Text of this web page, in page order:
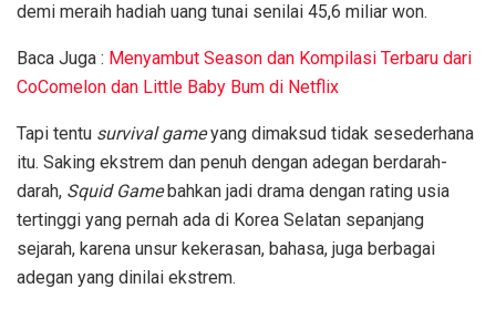
demi meraih hadiah uang tunai senilai 45,6 miliar won.
Baca Juga : Menyambut Season dan Kompilasi Terbaru dari
CoComelon dan Little Baby Bum di Netflix
Tapi tentu survival gameyang dimaksud tidak sesederhana
itu. Saking ekstrem dan penuh dengan adegan berdarah-
darah, Squid Game bahkan jadi drama dengan rating usia
tertinggi yang pernah ada di Korea Selatan sepanjang
sejarah, karena unsur kekerasan, bahasa, juga berbagai
adegan yang dinilai ekstrem.